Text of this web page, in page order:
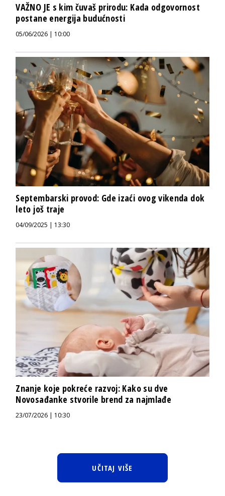
VAŽNO JE s kim čuvaš prirodu: Kada odgovornost
postane energija budućnosti
05/06/2026 | 10:00
Septembarski provod: Gde izaći ovog vikenda dok
leto još traje
04/09/2025 | 13:30
Znanje koje pokreće razvoj: Kako su dve
Novosađanke stvorile brend za najmlađe
23/07/2026 | 10:30
UČITAJ VIŠE